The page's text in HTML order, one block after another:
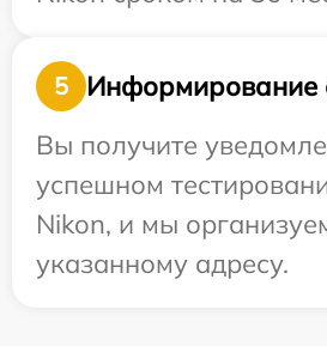
5
Информирование
Вы получите
успешном
Nikon, и мы
указанному адресу.